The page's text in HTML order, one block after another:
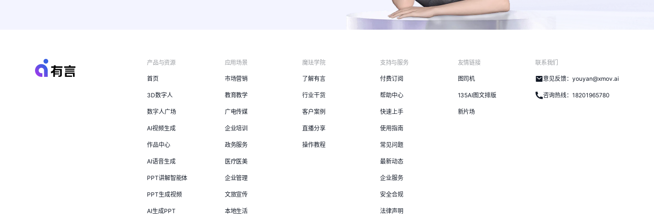
产品与资源
首页
3D数字人
数字人广场
AI视频生成
作品中心
AI语音生成
PPT讲解智能体
PPT生成视频
AI生成PPT
应用场景
市场营销
教育教学
广电传媒
企业培训
政务服务
医疗医美
企业管理
文旅宣传
本地生活
魔珐学院
了解有言
行业干货
客户案例
直播分享
操作教程
支持与服务
付费订阅
帮助中心
快速上手
使用指南
常见问题
最新动态
企业服务
安全合规
法律声明
友情链接
图司机
135AI图文排版
新片场
联系我们
意见反馈：youyan@xmov.ai
咨询热线：18201965780